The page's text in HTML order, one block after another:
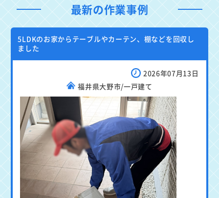
最新の作業事例
5LDKのお家からテーブルやカーテン、棚などを回収し
ました
2026年07月13日
福井県大野市/一戸建て